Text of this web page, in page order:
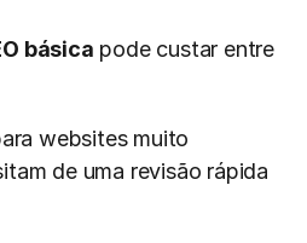
básica
websites muito
de uma revisão rápida